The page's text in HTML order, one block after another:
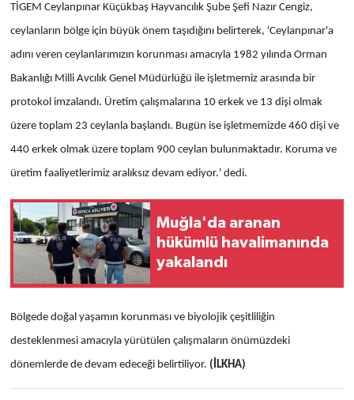
TİGEM Ceylanpınar Küçükbaş Hayvancılık Şube Şefi Nazır Cengiz,
ceylanların bölge için büyük önem taşıdığını belirterek, 'Ceylanpınar'a
adını veren ceylanlarımızın korunması amacıyla 1982 yılında Orman
Bakanlığı Milli Avcılık Genel Müdürlüğü ile işletmemiz arasında bir
protokol imzalandı. Üretim çalışmalarına 10 erkek ve 13 dişi olmak
üzere toplam 23 ceylanla başlandı. Bugün ise işletmemizde 460 dişi ve
440 erkek olmak üzere toplam 900 ceylan bulunmaktadır. Koruma ve
üretim faaliyetlerimiz aralıksız devam ediyor.' dedi.
Muğla'da aranan
hükümlü havalimanında
yakalandı
Bölgede doğal yaşamın korunması ve biyolojik çeşitliliğin
desteklenmesi amacıyla yürütülen çalışmaların önümüzdeki
dönemlerde de devam edeceği belirtiliyor. (İLKHA)